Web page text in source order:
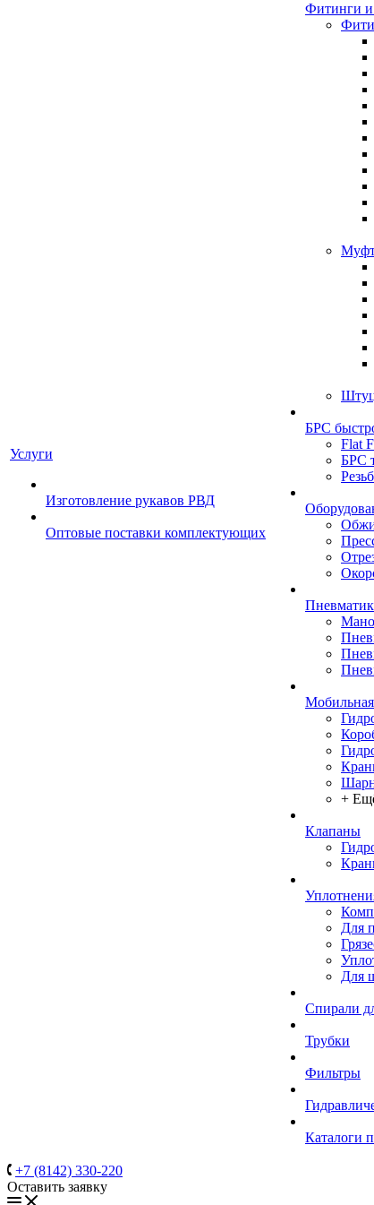
Услуги
Изготовление рукавов РВД
Оптовые поставки комплектующих
Фитинги
БРС
Flat
БРС
+
Клапаны
Для
Для
Спирали
Трубки
Фильтры
Каталоги
+7 (8142) 330-220
Оставить заявку